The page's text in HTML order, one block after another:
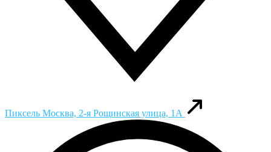
Пиксель Москва, 2-я Рощинская улица, 1А